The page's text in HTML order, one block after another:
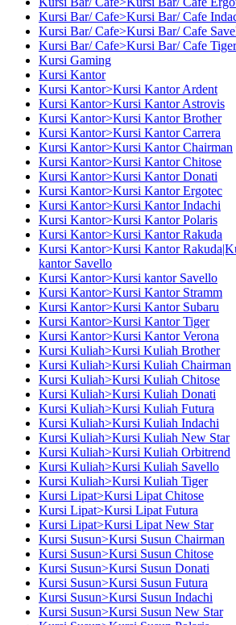
Kursi Bar/ Cafe>Kursi Bar/ Cafe
Kursi Bar/ Cafe>Kursi Bar/ Cafe
Kursi Bar/ Cafe>Kursi Bar/ Cafe Tiger
Kursi Gaming
Kursi Kantor
Kursi Kantor>Kursi Kantor Ardent
Kursi Kantor>Kursi Kantor Astrovis
Kursi Kantor>Kursi Kantor Brother
Kursi Kantor>Kursi Kantor Carrera
Kursi Kantor>Kursi Kantor Chairman
Kursi Kantor>Kursi Kantor Chitose
Kursi Kantor>Kursi Kantor Donati
Kursi Kantor>Kursi Kantor Ergotec
Kursi Kantor>Kursi Kantor Indachi
Kursi Kantor>Kursi Kantor Polaris
Kursi Kantor>Kursi Kantor Rakuda
Kursi Kantor>Kursi Kantor
kantor Savello
Kursi Kantor>Kursi kantor Savello
Kursi Kantor>Kursi Kantor Stramm
Kursi Kantor>Kursi Kantor Subaru
Kursi Kantor>Kursi Kantor Tiger
Kursi Kantor>Kursi Kantor Verona
Kursi Kuliah>Kursi Kuliah Brother
Kursi Kuliah>Kursi Kuliah Chairman
Kursi Kuliah>Kursi Kuliah Chitose
Kursi Kuliah>Kursi Kuliah Donati
Kursi Kuliah>Kursi Kuliah Futura
Kursi Kuliah>Kursi Kuliah Indachi
Kursi Kuliah>Kursi Kuliah New Star
Kursi Kuliah>Kursi Kuliah Orbitrend
Kursi Kuliah>Kursi Kuliah Savello
Kursi Kuliah>Kursi Kuliah Tiger
Kursi Lipat>Kursi Lipat Chitose
Kursi Lipat>Kursi Lipat Futura
Kursi Lipat>Kursi Lipat New Star
Kursi Susun>Kursi Susun Chairman
Kursi Susun>Kursi Susun Chitose
Kursi Susun>Kursi Susun Donati
Kursi Susun>Kursi Susun Futura
Kursi Susun>Kursi Susun Indachi
Kursi Susun>Kursi Susun New Star